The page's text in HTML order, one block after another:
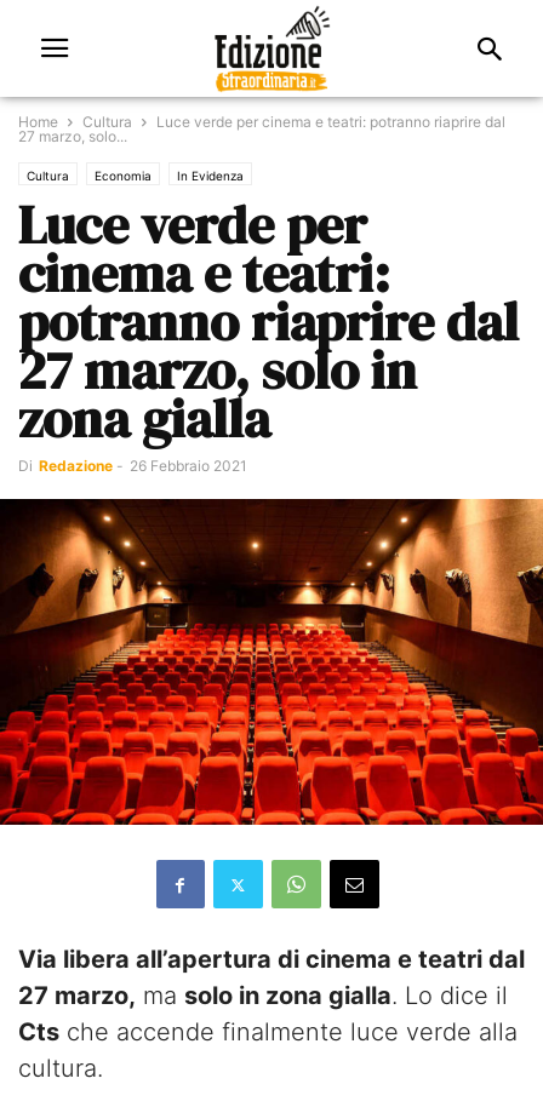
Home Cultura
Luce verde per cinema e teatri: potranno riaprire dal
27 marzo, solo...
Cultura Economia In Evidenza
Luce verde per
cinema e teatri:
potranno riaprire dal
27 marzo, solo in
zona gialla
Di Redazione - 26 Febbraio 2021
Via libera all’apertura di cinema e teatri dal
27 marzo, ma solo in zona gialla. Lo dice il
Cts che accende finalmente luce verde alla
cultura.